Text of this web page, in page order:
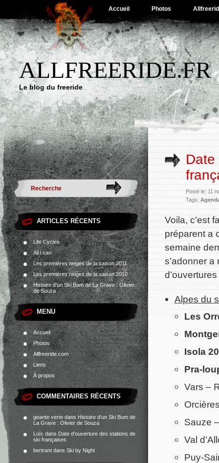
Accueil Photos
ALLFREERIDE.FR
Le blog du freeride
ARTICLES RÉCENTS
Life Cycles
All i can
Les premières neiges de la saison 2011
Les premières neiges de la saison 2010
Histoire d’un Ski Bum de La Grave : Olivier
de Souza
MENU
Accueil
Photos
Allfreeride.com
Liens
À propos
COMMENTAIRES RÉCENTS
geante verte dans Histoire d’un Ski Bum de
La Grave : Olivier de Souza
Loïc dans Date d’ouverture des stations de
ski françaises
bertrant dans Ski by Night
Date
Posté le: 11
Tags:
Voila, c’est
préparent a
semaine
s’adonner
Alpes du
Les
Isola
Pra-
Vars –
Sauze
Val
Puy-